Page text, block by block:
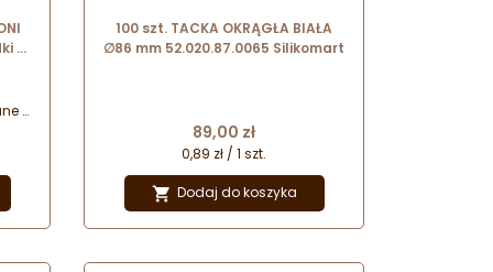
z
z
i
100 szt. TACKA OKRĄGŁA BIAŁA
∅86 mm 52.020.87.0065 Silikomart
Cena
89,00 zł
0,89 zł / 1 szt.
 Dodaj do koszyka